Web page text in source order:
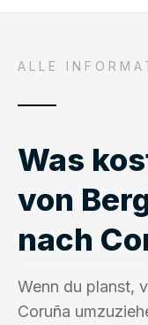
ALLE
Was
von
nach
Wenn du planst,
Coruña